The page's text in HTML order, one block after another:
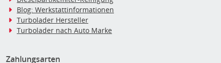
Blog: Werkstattinformationen
Turbolader Hersteller
Turbolader nach Auto Marke
Zahlungsarten